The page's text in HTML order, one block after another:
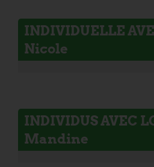
INDIVIDUELLE
Nicole
INDIVIDUS AVEC
Mandine